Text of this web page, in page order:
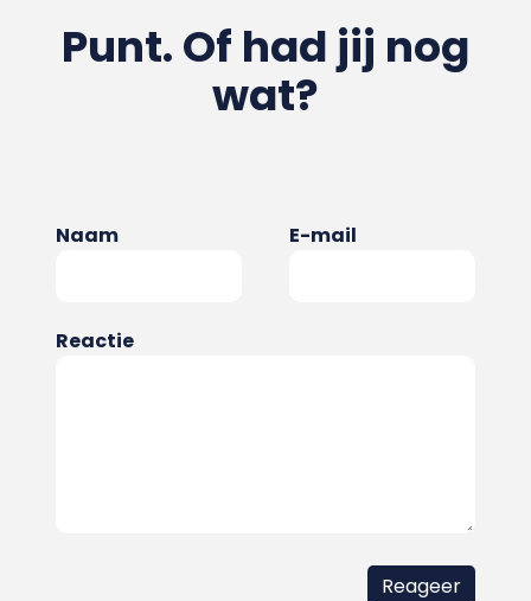
Punt. Of had jij nog
wat?
Naam E-mail
Reactie